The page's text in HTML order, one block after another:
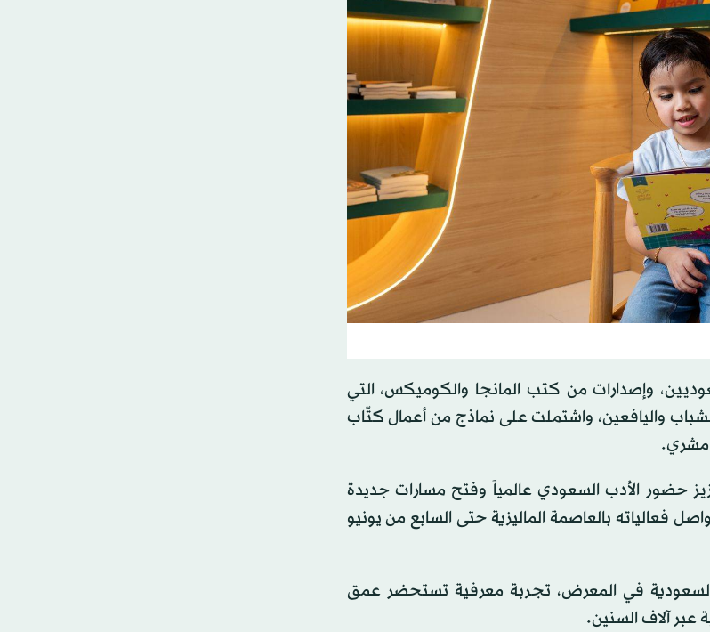
وإصدارات من كتب المانجا والكوميكس، التي
واليافعين، واشتملت على نماذج من أعمال كتّاب
مشري.
حضور الأدب السعودي عالمياً وفتح مسارات جديدة
فعالياته بالعاصمة الماليزية حتى السابع من يونيو
في المعرض، تجربة معرفية تستحضر عمق
عبر آلاف السنين.